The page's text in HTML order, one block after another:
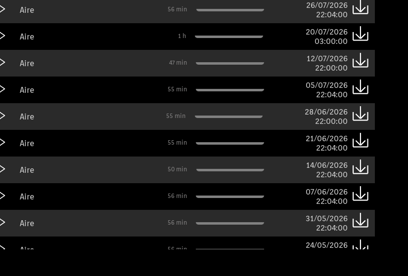
Aire 56 min
26/07/2026
22:04:00
Aire 1 h
20/07/2026
03:00:00
Aire 47 min
12/07/2026
22:00:00
Aire 55 min
05/07/2026
22:04:00
Aire 55 min
28/06/2026
22:00:00
Aire 55 min
21/06/2026
22:04:00
Aire 50 min
14/06/2026
22:04:00
Aire 56 min
07/06/2026
22:04:00
Aire 56 min
31/05/2026
22:04:00
Aire 56 min
24/05/2026